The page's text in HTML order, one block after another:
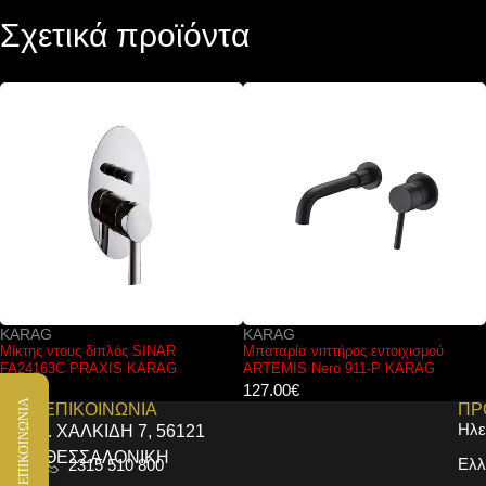
Σχετικά προϊόντα
KARAG
Μπαταρία νιπτήρος εντοιχισμού
ARTEMIS Nero 911-P KARAG
€
FERRO
Μπαταρία νιπτήρος με αισθητήρα
κίνησης BBB101S FERRO
386.00€
ΕΠΙΚΟΙΝΩΝΙΑ
Ι. ΧΑΛΚΙΔΗ 7, 56121
ΘΕΣΣΑΛΟΝΙΚΗ
2315 510 800
ΕΠΙΚΟΙΝΩΝΙΑ